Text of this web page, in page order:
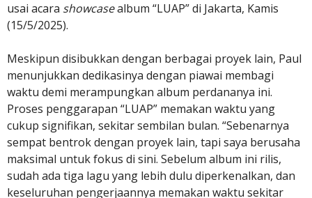
usai acara showcasealbum “LUAP” di Jakarta, Kamis
(15/5/2025).
Meskipun disibukkan dengan berbagai proyek lain, Paul
menunjukkan dedikasinya dengan piawai membagi
waktu demi merampungkan album perdananya ini.
Proses penggarapan “LUAP” memakan waktu yang
cukup signifikan, sekitar sembilan bulan. “Sebenarnya
sempat bentrok dengan proyek lain, tapi saya berusaha
maksimal untuk fokus di sini. Sebelum album ini rilis,
sudah ada tiga lagu yang lebih dulu diperkenalkan, dan
keseluruhan pengerjaannya memakan waktu sekitar